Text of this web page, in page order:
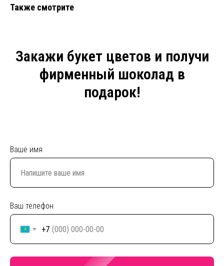
Также смотрите
Закажи букет цветов и получи
фирменный шоколад в
подарок!
Ваше имя
Ваш телефон
+7